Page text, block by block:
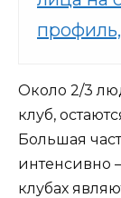
Около 2/3
клуб,
Большая
интенсивно
клубах